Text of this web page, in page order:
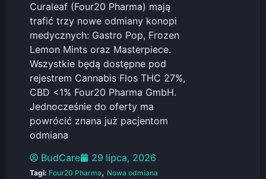
Curaleaf (Four20 Pharma) mają
trafić trzy nowe odmiany konopi
medycznych: Gastro Pop, Frozen
Lemon Mints oraz Masterpiece.
Wszystkie będą dostępne pod
rejestrem Cannabis Flos THC 27%,
CBD <1% Four20 Pharma GmbH.
Jednocześnie do oferty ma
powrócić znana już pacjentom
odmiana
BudCare
29 lipca, 2026
Tagi: Four20 Pharma, Nowa odmiana